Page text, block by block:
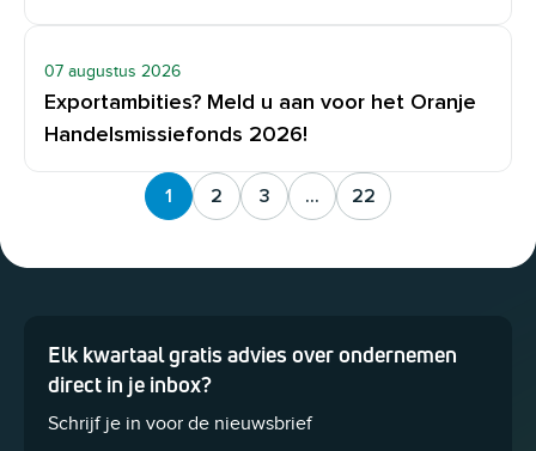
07 augustus 2026
Exportambities? Meld u aan voor het Oranje
Handelsmissiefonds 2026!
1
(current page)
2 3 ... 22
Elk kwartaal gratis advies over ondernemen
direct in je inbox?
Schrijf je in voor de nieuwsbrief
Facebook
Dit veld is bedoeld voor validatiedoeleinden en moet niet worden